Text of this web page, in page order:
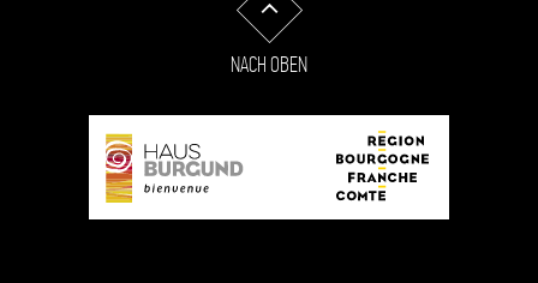
NACH OBEN